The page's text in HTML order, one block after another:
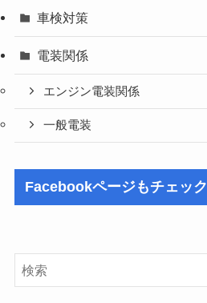
車検対策
電装関係
エンジン電装関係
一般電装
Facebookページもチェック